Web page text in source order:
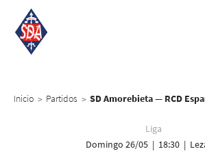
Inicio > Partidos > SD Amorebieta — RCD
Liga
Domingo 26/05 | 18:30 |